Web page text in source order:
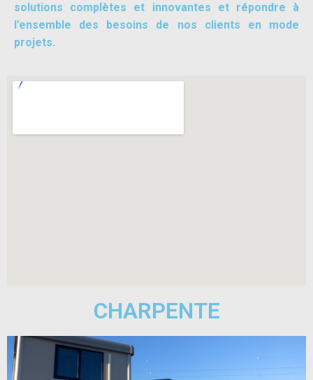
solutions complètes et innovantes et répondre à
l’ensemble des besoins de nos clients en mode
projets.
CHARPENTE